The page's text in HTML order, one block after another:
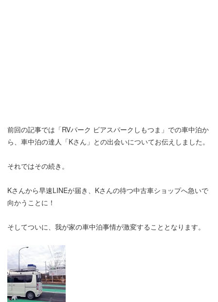
前回の記事では「RVパーク ビアスパークしもつま」での車中泊か
ら、車中泊の達人「Kさん」との出会いについてお伝えしました。
それではその続き。
Kさんから早速LINEが届き、Kさんの待つ中古車ショップへ急いで
向かうことに！
そしてついに、我が家の車中泊事情が激変することとなります。